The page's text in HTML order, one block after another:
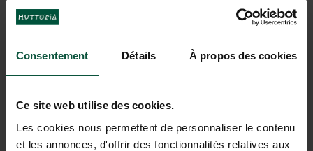
Consentement Détails À propos des cookies
Ce site web utilise des cookies.
Les cookies nous permettent de personnaliser le contenu
et les annonces, d'offrir des fonctionnalités relatives aux